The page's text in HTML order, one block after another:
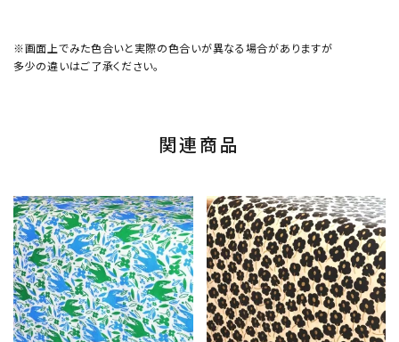
※画面上でみた色合いと実際の色合いが異なる場合がありますが
多少の違いはご了承ください。
関連商品